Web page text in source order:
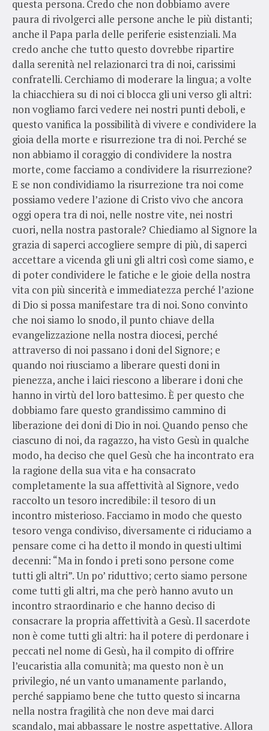
questa persona. Credo che non dobbiamo avere
paura di rivolgerci alle persone anche le più distanti;
anche il Papa parla delle periferie esistenziali. Ma
credo anche che tutto questo dovrebbe ripartire
dalla serenità nel relazionarci tra di noi, carissimi
confratelli. Cerchiamo di moderare la lingua; a volte
la chiacchiera su di noi ci blocca gli uni verso gli altri:
non vogliamo farci vedere nei nostri punti deboli, e
questo vanifica la possibilità di vivere e condividere la
gioia della morte e risurrezione tra di noi. Perché se
non abbiamo il coraggio di condividere la nostra
morte, come facciamo a condividere la risurrezione?
E se non condividiamo la risurrezione tra noi come
possiamo vedere l’azione di Cristo vivo che ancora
oggi opera tra di noi, nelle nostre vite, nei nostri
cuori, nella nostra pastorale? Chiediamo al Signore la
grazia di saperci accogliere sempre di più, di saperci
accettare a vicenda gli uni gli altri così come siamo, e
di poter condividere le fatiche e le gioie della nostra
vita con più sincerità e immediatezza perché l’azione
di Dio si possa manifestare tra di noi. Sono convinto
che noi siamo lo snodo, il punto chiave della
evangelizzazione nella nostra diocesi, perché
attraverso di noi passano i doni del Signore; e
quando noi riusciamo a liberare questi doni in
pienezza, anche i laici riescono a liberare i doni che
hanno in virtù del loro battesimo. È per questo che
dobbiamo fare questo grandissimo cammino di
liberazione dei doni di Dio in noi. Quando penso che
ciascuno di noi, da ragazzo, ha visto Gesù in qualche
modo, ha deciso che quel Gesù che ha incontrato era
la ragione della sua vita e ha consacrato
completamente la sua affettività al Signore, vedo
raccolto un tesoro incredibile: il tesoro di un
incontro misterioso. Facciamo in modo che questo
tesoro venga condiviso, diversamente ci riduciamo a
pensare come ci ha detto il mondo in questi ultimi
decenni: “Ma in fondo i preti sono persone come
tutti gli altri”. Un po’ riduttivo; certo siamo persone
come tutti gli altri, ma che però hanno avuto un
incontro straordinario e che hanno deciso di
consacrare la propria affettività a Gesù. Il sacerdote
non è come tutti gli altri: ha il potere di perdonare i
peccati nel nome di Gesù, ha il compito di offrire
l’eucaristia alla comunità; ma questo non è un
privilegio, né un vanto umanamente parlando,
perché sappiamo bene che tutto questo si incarna
nella nostra fragilità che non deve mai darci
scandalo, mai abbassare le nostre aspettative. Allora